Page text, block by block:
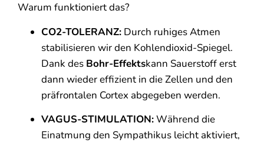
Warum funktioniert das?
CO2-TOLERANZ: Durch ruhiges Atmen
stabilisieren wir den Kohlendioxid-Spiegel.
Dank des Bohr-Effektskann Sauerstoff erst
dann wieder effizient in die Zellen und den
präfrontalen Cortex abgegeben werden.
VAGUS-STIMULATION:Während die
Einatmung den Sympathikus leicht aktiviert,